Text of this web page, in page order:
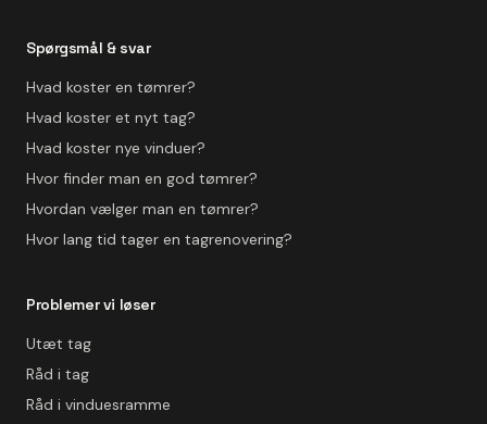
Spørgsmål & svar
Hvad koster en tømrer?
Hvad koster et nyt tag?
Hvad koster nye vinduer?
Hvor finder man en god tømrer?
Hvordan vælger man en tømrer?
Hvor lang tid tager en tagrenovering?
Problemer vi løser
Utæt tag
Råd i tag
Råd i vinduesramme